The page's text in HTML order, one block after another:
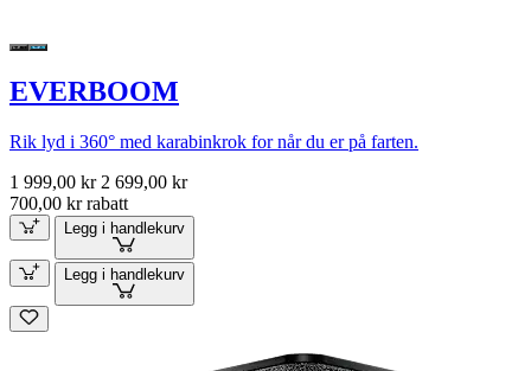
EVERBOOM
Rik lyd i 360° med karabinkrok for når du er på farten.
1 999,00 kr 2 699,00 kr
700,00 kr rabatt
Legg i handlekurv
Legg i handlekurv